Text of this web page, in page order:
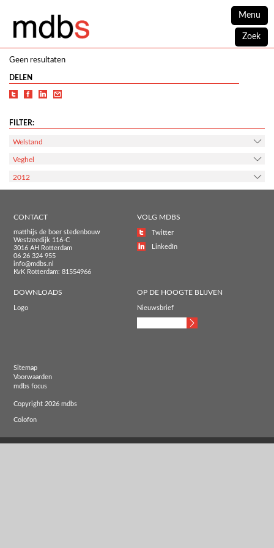
Menu
Zoek
Geen resultaten
DELEN
FILTER:
Welstand
Veghel
2012
CONTACT
matthijs de boer stedenbouw
Westzeedijk 116-C
3016 AH Rotterdam
06 26 324 955
info@mdbs.nl
KvK Rotterdam: 81554966
VOLG MDBS
Twitter
LinkedIn
DOWNLOADS
Logo
OP DE HOOGTE BLIJVEN
Nieuwsbrief
Sitemap
Voorwaarden
mdbs focus
Copyright 2026 mdbs
Colofon